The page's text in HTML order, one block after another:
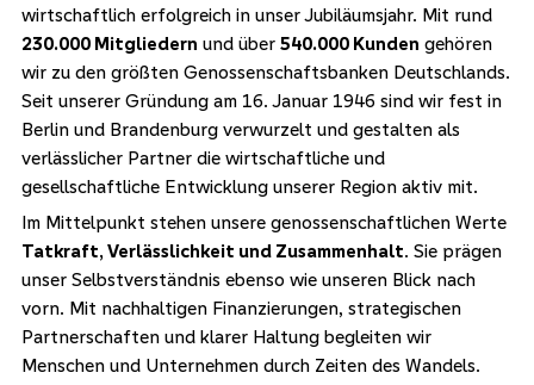
wirtschaftlich erfolgreich in unser Jubiläumsjahr. Mit rund
230.000 Mitgliedern und über 540.000 Kunden gehören
wir zu den größten Genossenschaftsbanken Deutschlands.
Seit unserer Gründung am 16. Januar 1946 sind wir fest in
Berlin und Brandenburg verwurzelt und gestalten als
verlässlicher Partner die wirtschaftliche und
gesellschaftliche Entwicklung unserer Region aktiv mit.
Im Mittelpunkt stehen unsere genossenschaftlichen Werte
Tatkraft, Verlässlichkeit und Zusammenhalt. Sie prägen
unser Selbstverständnis ebenso wie unseren Blick nach
vorn. Mit nachhaltigen Finanzierungen, strategischen
Partnerschaften und klarer Haltung begleiten wir
Menschen und Unternehmen durch Zeiten des Wandels.